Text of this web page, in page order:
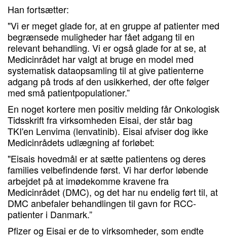
Han fortsætter:
"Vi er meget glade for, at en gruppe af patienter med
begrænsede muligheder har fået adgang til en
relevant behandling. Vi er også glade for at se, at
Medicinrådet har valgt at bruge en model med
systematisk dataopsamling til at give patienterne
adgang på trods af den usikkerhed, der ofte følger
med små patientpopulationer.”
En noget kortere men positiv melding får Onkologisk
Tidsskrift fra virksomheden Eisai, der står bag
TKI'en Lenvima (lenvatinib). Eisai afviser dog ikke
Medicinrådets udlægning af forløbet:
"Eisais hovedmål er at sætte patientens og deres
families velbefindende først. Vi har derfor løbende
arbejdet på at imødekomme kravene fra
Medicinrådet (DMC), og det har nu endelig ført til, at
DMC anbefaler behandlingen til gavn for RCC-
patienter i Danmark.”
Pfizer og Eisai er de to virksomheder, som endte